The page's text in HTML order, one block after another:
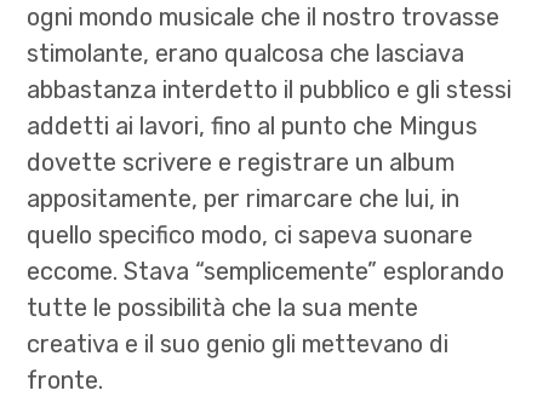
ogni mondo musicale che il nostro trovasse
stimolante, erano qualcosa che lasciava
abbastanza interdetto il pubblico e gli stessi
addetti ai lavori, fino al punto che Mingus
dovette scrivere e registrare un album
appositamente, per rimarcare che lui, in
quello specifico modo, ci sapeva suonare
eccome. Stava “semplicemente” esplorando
tutte le possibilità che la sua mente
creativa e il suo genio gli mettevano di
fronte.